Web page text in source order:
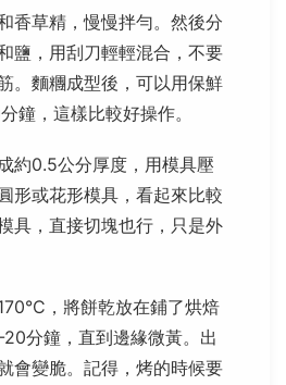
香草精，慢慢拌勻。然後分
鹽，用刮刀輕輕混合，不要
。麵糰成型後，可以用保鮮
鐘，這樣比較好操作。
約0.5公分厚度，用模具壓
形或花形模具，看起來比較
具，直接切塊也行，只是外
，將餅乾放在鋪了烘焙
分鐘，直到邊緣微黃。出
會變脆。記得，烤的時候要